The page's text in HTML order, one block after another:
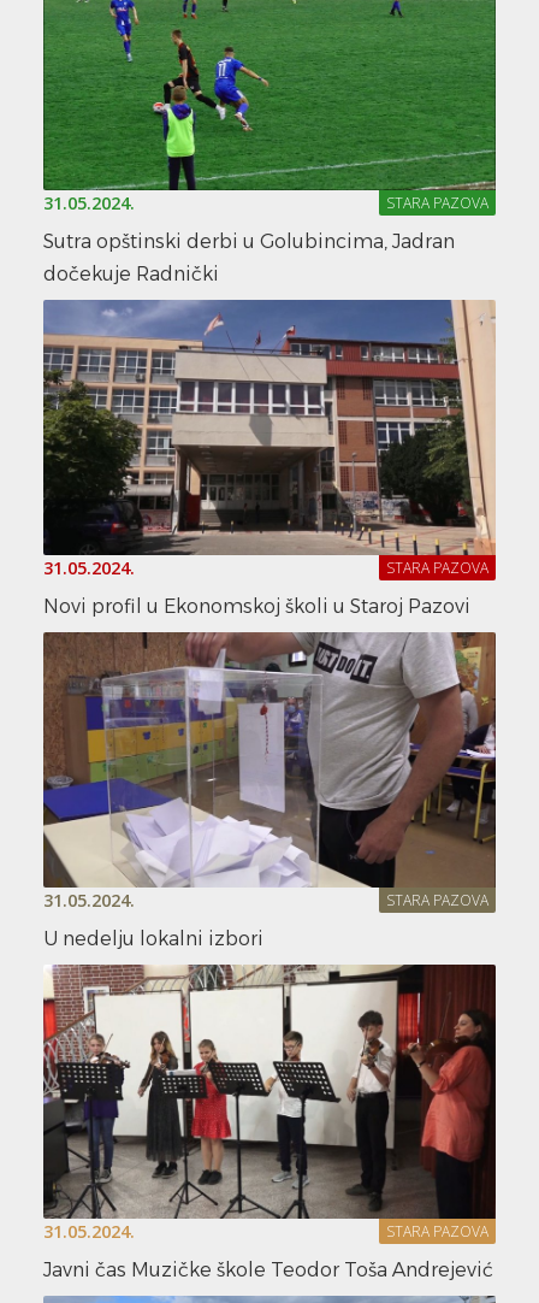
31.05.2024. STARA PAZOVA
Sutra opštinski derbi u Golubincima, Jadran
dočekuje Radnički
31.05.2024. STARA PAZOVA
Novi profil u Ekonomskoj školi u Staroj Pazovi
31.05.2024. STARA PAZOVA
U nedelju lokalni izbori
31.05.2024. STARA PAZOVA
Javni čas Muzičke škole Teodor Toša Andrejević